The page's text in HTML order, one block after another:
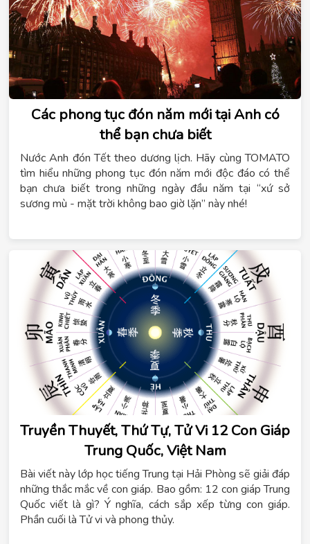
Các phong tục đón năm mới tại Anh có
thể bạn chưa biết
Nước Anh đón Tết theo dương lịch. Hãy cùng TOMATO
tìm hiểu những phong tục đón năm mới độc đáo có thể
bạn chưa biết trong những ngày đầu năm tại “xứ sở
sương mù - mặt trời không bao giờ lặn” này nhé!
Truyền Thuyết, Thứ Tự, Tử Vi 12 Con Giáp
Trung Quốc, Việt Nam
Bài viết này lớp học tiếng Trung tại Hải Phòng sẽ giải đáp
những thắc mắc về con giáp. Bao gồm: 12 con giáp Trung
Quốc viết là gì? Ý nghĩa, cách sắp xếp từng con giáp.
Phần cuối là Tử vi và phong thủy.